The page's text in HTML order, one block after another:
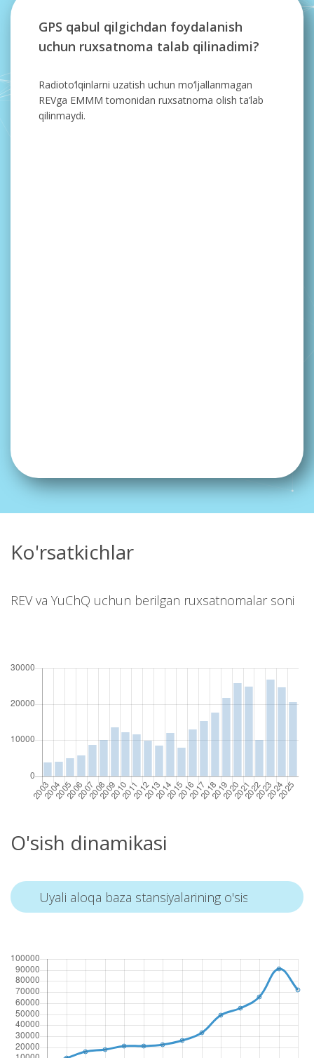
GPS qabul qilgichdan foydalanish
uchun ruxsatnoma talab qilinadimi?
Radioto‘lqinlarni uzatish uchun mo‘ljallanmagan
REVga EMMM tomonidan ruxsatnoma olish ta’lab
qilinmaydi.
Ko'rsatkichlar
REV va YuChQ uchun berilgan ruxsatnomalar soni
O'sish dinamikasi